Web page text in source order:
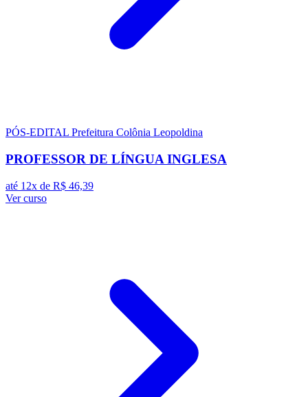
PÓS-EDITAL Prefeitura Colônia Leopoldina
PROFESSOR DE LÍNGUA INGLESA
até 12x de R$ 46,39
Ver curso